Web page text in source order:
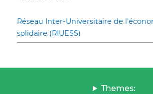
Réseau Inter-Universitaire de
solidaire (RIUESS)
Themes: